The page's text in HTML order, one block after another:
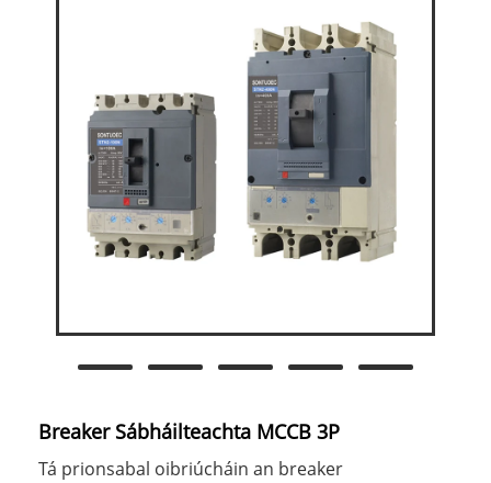
Breaker Sábháilteachta MCCB 3P
Tá prionsabal oibriúcháin an breaker